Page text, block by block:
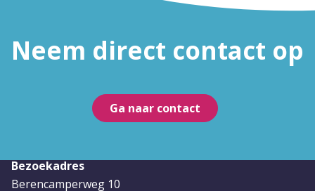
Neem direct contact op
Ga naar contact
Bezoekadres
Berencamperweg 10